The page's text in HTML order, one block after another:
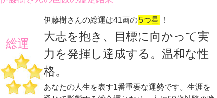
総運
伊藤樹さんの総運は41画の5つ星 ！
大志を抱き、目標に向かって実
力を発揮し達成する。温和な性
格。
あなたの人生を表す1番重要な運勢です。生涯を